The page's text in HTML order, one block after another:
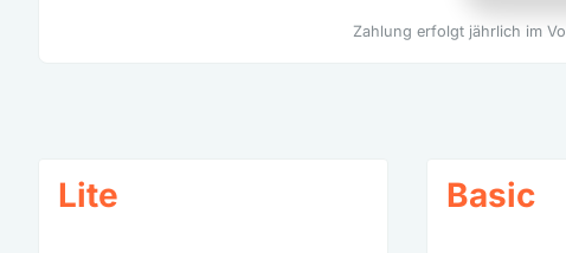
Zahlung erfolgt jährlich im
Lite Basic